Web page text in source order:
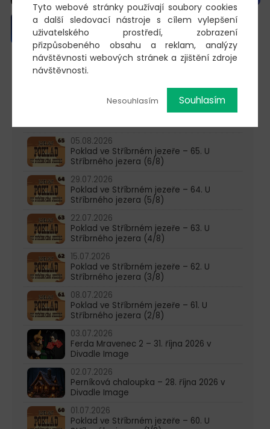
603 805 271
pondělí-čtvrtek: 10:00-16:00
05.08.2026
Poklad ve Stříbrném jezeře – 65. U
Stříbrného jezera (6/8)
29.07.2026
Poklad ve Stříbrném jezeře – 64. U
Stříbrného jezera (5/8)
22.07.2026
Poklad ve Stříbrném jezeře – 63. U
Stříbrného jezera (4/8)
15.07.2026
Poklad ve Stříbrném jezeře – 62. U
Stříbrného jezera (3/8)
08.07.2026
Poklad ve Stříbrném jezeře – 61. U
Stříbrného jezera (2/8)
03.07.2026
Ferda Mravenec 2 – 31. října 2026 v
Divadle Image
02.07.2026
Perníková chaloupka – 28. října 2026 v
Divadle Image
01.07.2026
Poklad ve Stříbrném jezeře – 60. U
Tyto webové stránky používají soubory cookies
a další sledovací nástroje s cílem vylepšení
uživatelského prostředí, zobrazení
přizpůsobeného obsahu a reklam, analýzy
návštěvnosti webových stránek a zjištění zdroje
návštěvnosti.
Nesouhlasím Souhlasím